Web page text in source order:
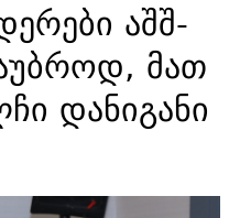
აშშ-
მათ
დანიგანი